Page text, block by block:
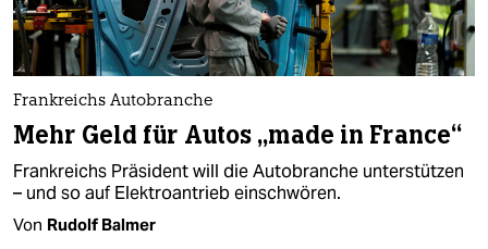
Frankreichs Autobranche
Mehr Geld für Autos „made in France“
Frankreichs Präsident will die Autobranche unterstützen
– und so auf Elektroantrieb einschwören.
Von Rudolf Balmer